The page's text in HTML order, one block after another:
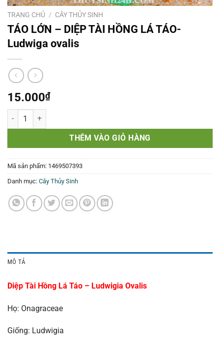
TRANG CHỦ / CÂY THỦY SINH
TÁO LỚN – DIỆP TÀI HỒNG LÁ TÁO-
Ludwiga ovalis
15.000₫
TÁO LỚN - DIỆP TÀI HỒNG LÁ TÁO- Ludwiga ovalis số lượng
THÊM VÀO GIỎ HÀNG
Mã sản phẩm: 1469507393
Danh mục: Cây Thủy Sinh
MÔ TẢ
Diệp Tài Hồng Lá Táo – Ludwigia Ovalis
Họ: Onagraceae
Giống: Ludwigia